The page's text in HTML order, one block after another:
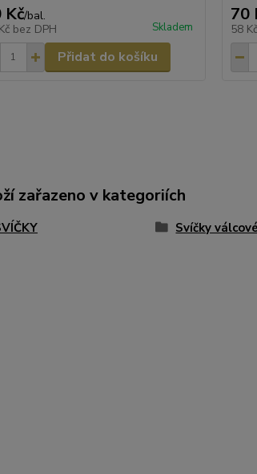
Kč/bal.
bez DPH Skladem
Přidat do košíku
70
58 Kč
zařazeno v kategoriích
Svíčky válcové